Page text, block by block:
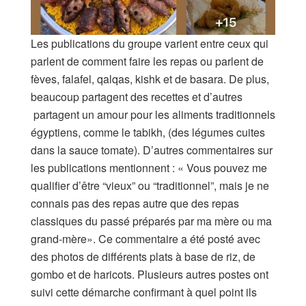
Les publications du groupe varient entre ceux qui
parlent de comment faire les repas ou parlent de
fèves, falafel, qalqas, kishk et de basara. De plus,
beaucoup partagent des recettes et d’autres
partagent un amour pour les aliments traditionnels
égyptiens, comme le tabikh, (des légumes cuites
dans la sauce tomate). D’autres commentaires sur
les publications mentionnent : « Vous pouvez me
qualifier d’être “vieux” ou “traditionnel”, mais je ne
connais pas des repas autre que des repas
classiques du passé préparés par ma mère ou ma
grand-mère». Ce commentaire a été posté avec
des photos de différents plats à base de riz, de
gombo et de haricots. Plusieurs autres postes ont
suivi cette démarche confirmant à quel point ils